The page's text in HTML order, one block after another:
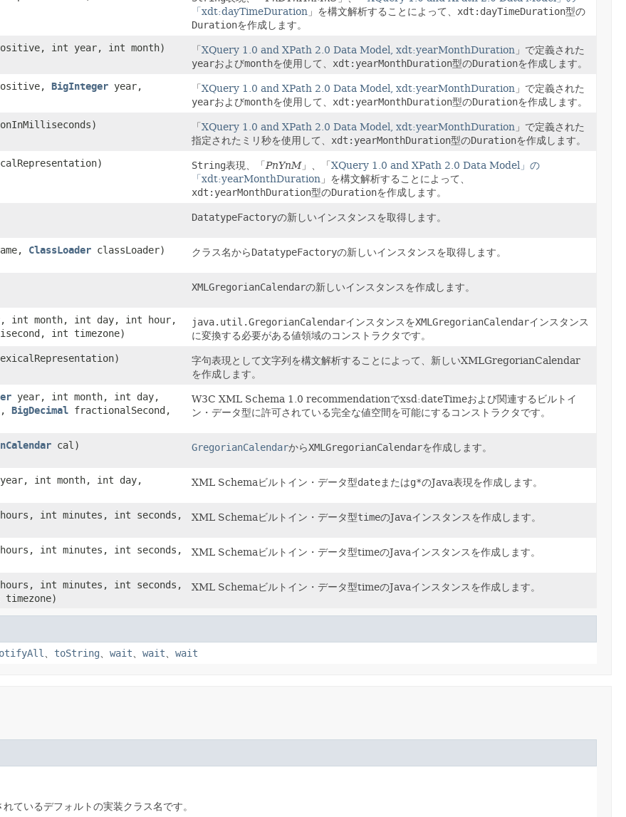
「xdt:dayTimeDuration 」を構文解析することによって、 xdt:dayTimeDuration型の
Durationを作成します。
int year, int month) 「 XQuery 1.0 and XPath 2.0 Data Model, xdt:yearMonthDuration 」で定義された
yearおよびmonthを使用して、 xdt:yearMonthDuration型のDurationを作成します。
BigInteger year,
「 XQuery 1.0 and XPath 2.0 Data Model, xdt:yearMonthDuration 」で定義された
yearおよびmonthを使用して、 xdt:yearMonthDuration型のDurationを作成します。
「 XQuery 1.0 and XPath 2.0 Data Model, xdt:yearMonthDuration 」で定義された
指定されたミリ秒を使用して、 xdt:yearMonthDuration型のDurationを作成します。
String表現、「 PnYnM」、「 XQuery 1.0 and XPath 2.0 Data Model」の
「xdt:yearMonthDuration 」を構文解析することによって、
xdt:yearMonthDuration型のDurationを作成します。
DatatypeFactoryの新しいインスタンスを取得します。
ClassLoader classLoader) クラス名からDatatypeFactoryの新しいインスタンスを取得します。
XMLGregorianCalendarの新しいインスタンスを作成します。
int month, int day, int hour,
int timezone)
java.util.GregorianCalendarインスタンスをXMLGregorianCalendarインスタンス
に変換する必要がある値領域のコンストラクタです。
字句表現として文字列を構文解析することによって、新しいXMLGregorianCalendar
を作成します。
year, int month, int day,
BigDecimal fractionalSecond,
W3C XML Schema 1.0 recommendationでxsd:dateTimeおよび関連するビルトイ
ン・データ型に許可されている完全な値空間を可能にするコンストラクタです。
cal) GregorianCalendarからXMLGregorianCalendarを作成します。
int month, int day,
XML Schemaビルトイン・データ型dateまたはg*のJava表現を作成します。
int minutes, int seconds,
XML Schemaビルトイン・データ型timeのJavaインスタンスを作成します。
int minutes, int seconds,
XML Schemaビルトイン・データ型timeのJavaインスタンスを作成します。
int minutes, int seconds,
XML Schemaビルトイン・データ型timeのJavaインスタンスを作成します。
、 toString、 wait、 wait、 wait
いるデフォルトの実装クラス名です。